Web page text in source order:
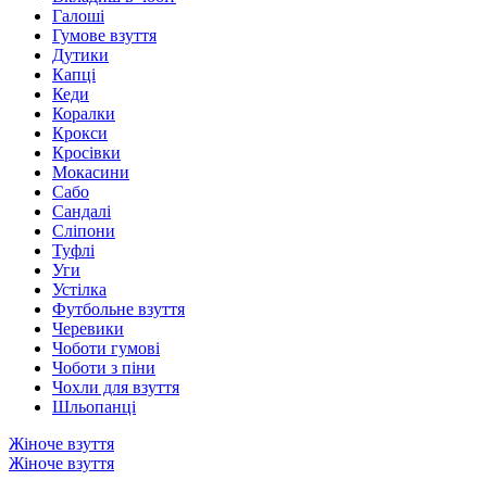
Галоші
Гумове взуття
Дутики
Капці
Кеди
Коралки
Крокси
Кросівки
Мокасини
Сабо
Сандалі
Сліпони
Туфлі
Уги
Устілка
Футбольне взуття
Черевики
Чоботи гумові
Чоботи з піни
Чохли для взуття
Шльопанці
Жіноче взуття
Жіноче взуття